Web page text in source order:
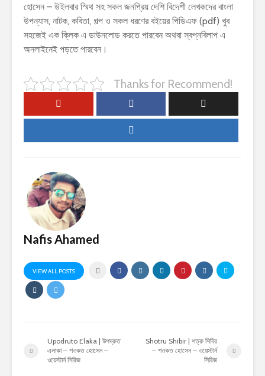
হোসেন – উইলবার স্মিথ সহ সকল জনপ্রিয় দেশি বিদেশী লেখকদের বাংলা
উপন্যাস, নাটক, কবিতা, গল্প ও সকল ধরণের বইয়ের পিডিএফ (pdf) খুব
সহজেই এক ক্লিক এ ডাউনলোড করতে পারবেন অথবা স্বপ্নবিলাপ এ
অনলাইনেই পড়তে পারবেন।
Thanks for Recommend!
Nafis Ahamed
VIEW ALL POSTS
Upodruto Elaka | উপদ্রুত
এলাকা – শওকত হোসেন –
ওয়েস্টার্ন সিরিজ
Shotru Shibir | শত্রু শিবির
– শওকত হোসেন – ওয়েস্টার্ন
সিরিজ